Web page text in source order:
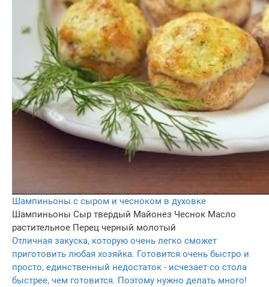
Шампиньоны с сыром и чесноком в духовке
Шампиньоны Сыр твердый Майонез Чеснок Масло
растительное Перец черный молотый
Отличная закуска, которую очень легко сможет
приготовить любая хозяйка. Готовится очень быстро и
просто, единственный недостаток - исчезает со стола
быстрее, чем готовится. Поэтому нужно делать много!